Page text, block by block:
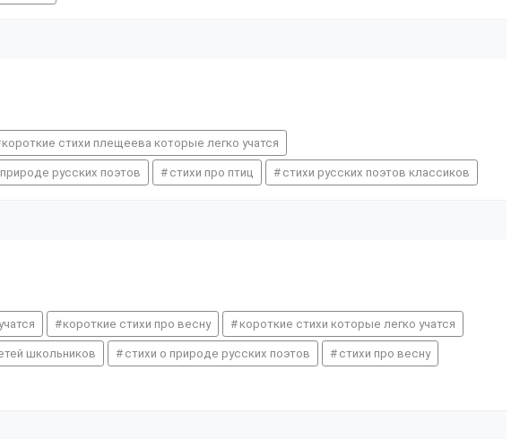
короткие стихи плещеева которые легко учатся
русских поэтов стихи про птиц стихи русских поэтов классиков
короткие стихи про весну короткие стихи которые легко учатся
школьников стихи о природе русских поэтов стихи про весну